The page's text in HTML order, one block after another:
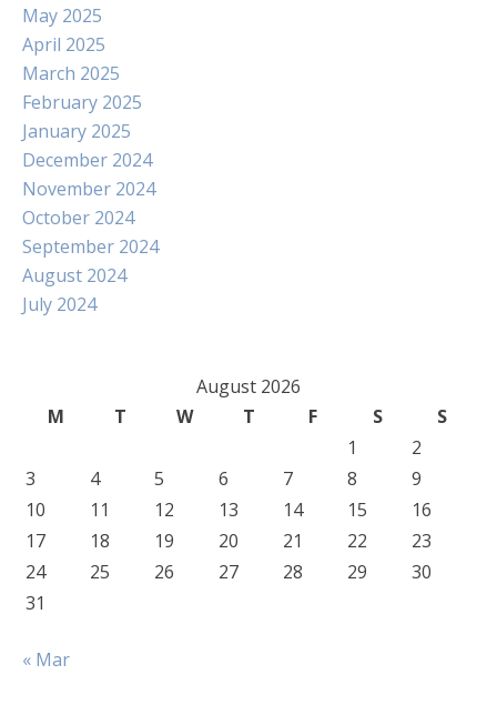
May 2025
April 2025
March 2025
February 2025
January 2025
December 2024
November 2024
October 2024
September 2024
August 2024
July 2024
August 2026
M
T W T F S
S
1
2
3
4 5 6 7 8
9
10
11 12 13 14 15
16
17
18 19 20 21 22
23
24
25 26 27 28 29
30
31
« Mar